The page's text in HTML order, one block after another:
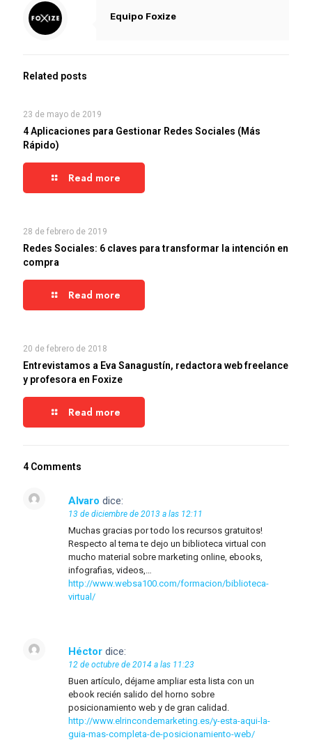
Equipo Foxize
Related posts
23 de mayo de 2019
4 Aplicaciones para Gestionar Redes Sociales (Más
Rápido)
Read more
28 de febrero de 2019
Redes Sociales: 6 claves para transformar la intención en
compra
Read more
20 de febrero de 2018
Entrevistamos a Eva Sanagustín, redactora web freelance
y profesora en Foxize
Read more
4 Comments
Alvaro dice:
13 de diciembre de 2013 a las 12:11
Muchas gracias por todo los recursos gratuitos!
Respecto al tema te dejo un biblioteca virtual con
mucho material sobre marketing online, ebooks,
infografias, videos,…
http://www.websa100.com/formacion/biblioteca-
virtual/
Héctor dice:
12 de octubre de 2014 a las 11:23
Buen artículo, déjame ampliar esta lista con un
ebook recién salido del horno sobre
posicionamiento web y de gran calidad.
http://www.elrincondemarketing.es/y-esta-aqui-la-
guia-mas-completa-de-posicionamiento-web/